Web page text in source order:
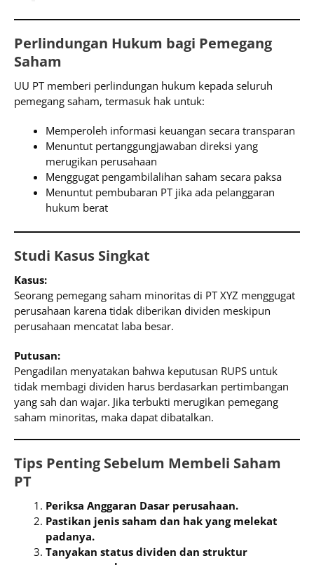
Perlindungan Hukum bagi Pemegang
Saham
UU PT memberi perlindungan hukum kepada seluruh
pemegang saham, termasuk hak untuk:
Memperoleh informasi keuangan secara transparan
Menuntut pertanggungjawaban direksi yang
merugikan perusahaan
Menggugat pengambilalihan saham secara paksa
Menuntut pembubaran PT jika ada pelanggaran
hukum berat
Studi Kasus Singkat
Kasus:
Seorang pemegang saham minoritas di PT XYZ menggugat
perusahaan karena tidak diberikan dividen meskipun
perusahaan mencatat laba besar.
Putusan:
Pengadilan menyatakan bahwa keputusan RUPS untuk
tidak membagi dividen harus berdasarkan pertimbangan
yang sah dan wajar. Jika terbukti merugikan pemegang
saham minoritas, maka dapat dibatalkan.
Tips Penting Sebelum Membeli Saham
PT
Periksa Anggaran Dasar perusahaan.
Pastikan jenis saham dan hak yang melekat
padanya.
Tanyakan status dividen dan struktur